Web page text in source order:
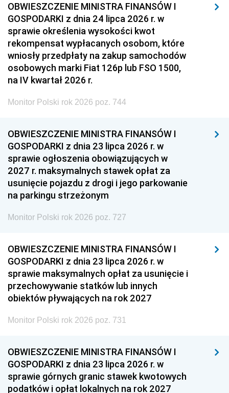
OBWIESZCZENIE MINISTRA FINANSÓW I
GOSPODARKI z dnia 24 lipca 2026 r. w
sprawie określenia wysokości kwot
rekompensat wypłacanych osobom, które
wniosły przedpłaty na zakup samochodów
osobowych marki Fiat 126p lub FSO 1500,
na IV kwartał 2026 r.
Monitor Polski rok 2026 poz. 744
OBWIESZCZENIE MINISTRA FINANSÓW I
GOSPODARKI z dnia 23 lipca 2026 r. w
sprawie ogłoszenia obowiązujących w
2027 r. maksymalnych stawek opłat za
usunięcie pojazdu z drogi i jego parkowanie
na parkingu strzeżonym
Monitor Polski rok 2026 poz. 727
OBWIESZCZENIE MINISTRA FINANSÓW I
GOSPODARKI z dnia 23 lipca 2026 r. w
sprawie maksymalnych opłat za usunięcie i
przechowywanie statków lub innych
obiektów pływających na rok 2027
Monitor Polski rok 2026 poz. 731
OBWIESZCZENIE MINISTRA FINANSÓW I
GOSPODARKI z dnia 23 lipca 2026 r. w
sprawie górnych granic stawek kwotowych
podatków i opłat lokalnych na rok 2027